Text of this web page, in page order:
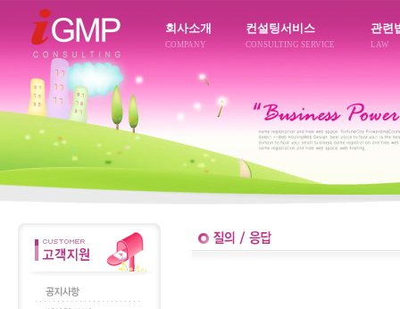
회사소개
COMPANY
컨설팅서비스
CONSULTING SERVICE
관련
LAW